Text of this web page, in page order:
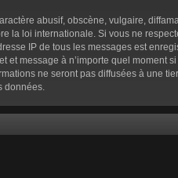
abusif, obscène, vulgaire,
la loi internationale. Si vous ne
IP de tous les messages est
et message à n’importe quel
ne seront pas diffusées à une
données.